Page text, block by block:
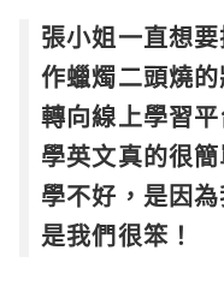
張小姐一直想
作蠟燭二頭燒
轉向線上學習
學英文真的很
學不好，是因
是我們很笨！